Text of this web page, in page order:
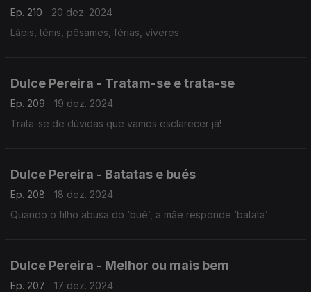
Ep. 210
20 dez. 2024
Lápis, ténis, pêsames, férias, víveres
Dulce Pereira - Tratam-se e trata-se
Ep. 209
19 dez. 2024
Trata-se de dúvidas que vamos esclarecer já!
Dulce Pereira - Batatas e bués
Ep. 208
18 dez. 2024
Quando o filho abusa do ‘bué’, a mãe responde ‘batata’
Dulce Pereira - Melhor ou mais bem
Ep. 207
17 dez. 2024